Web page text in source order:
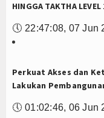
HINGGA TAKTHA
🕔 22:47:08, 07 Jun
Perkuat Akses dan
Lakukan
🕔 01:02:46, 06 Jun